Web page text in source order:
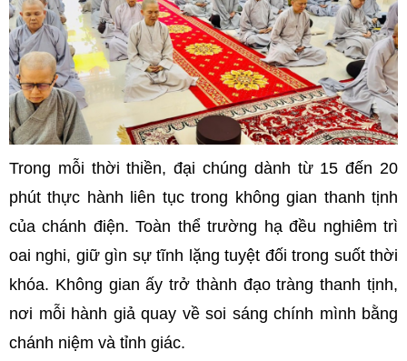
Trong mỗi thời thiền, đại chúng dành từ 15 đến 20
phút thực hành liên tục trong không gian thanh tịnh
của chánh điện. Toàn thể trường hạ đều nghiêm trì
oai nghi, giữ gìn sự tĩnh lặng tuyệt đối trong suốt thời
khóa. Không gian ấy trở thành đạo tràng thanh tịnh,
nơi mỗi hành giả quay về soi sáng chính mình bằng
chánh niệm và tỉnh giác.